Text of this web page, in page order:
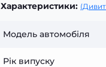
Характеристики:
Модель автомобіля
Рік випуску